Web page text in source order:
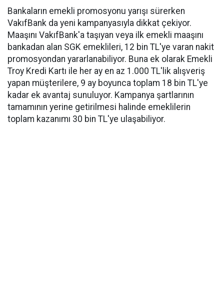
Bankaların emekli promosyonu yarışı sürerken
VakıfBank da yeni kampanyasıyla dikkat çekiyor.
Maaşını VakıfBank'a taşıyan veya ilk emekli maaşını
bankadan alan SGK emeklileri, 12 bin TL'ye varan nakit
promosyondan yararlanabiliyor. Buna ek olarak Emekli
Troy Kredi Kartı ile her ay en az 1.000 TL'lik alışveriş
yapan müşterilere, 9 ay boyunca toplam 18 bin TL'ye
kadar ek avantaj sunuluyor. Kampanya şartlarının
tamamının yerine getirilmesi halinde emeklilerin
toplam kazanımı 30 bin TL'ye ulaşabiliyor.